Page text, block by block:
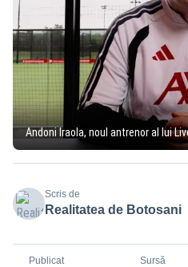
Andoni Iraola, noul antrenor al lui
Scris de
Realitatea de Botosani
Publicat Sursă